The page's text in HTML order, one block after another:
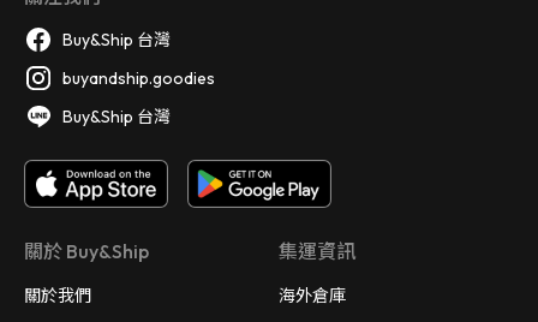
Buy&Ship 台灣
buyandship.goodies
Buy&Ship 台灣
關於 Buy&Ship
關於我們
集運資訊
海外倉庫